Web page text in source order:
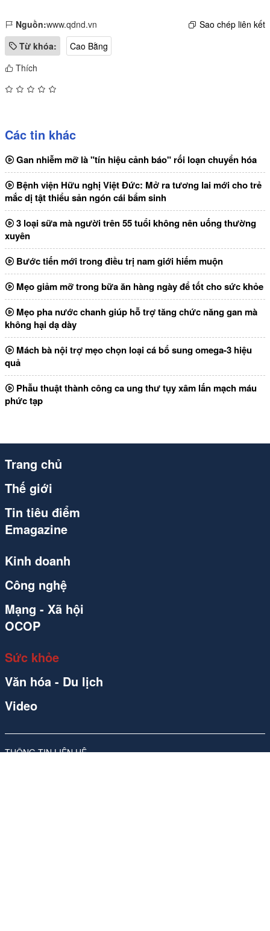
Nguồn:www.qdnd.vn
Sao chép liên kết
Từ khóa:
Cao Bằng
Thích
Các tin khác
Gan nhiễm mỡ là "tín hiệu cảnh báo" rối loạn chuyển hóa
Bệnh viện Hữu nghị Việt Đức: Mở ra tương lai mới cho trẻ
mắc dị tật thiểu sản ngón cái bẩm sinh
3 loại sữa mà người trên 55 tuổi không nên uống thường
xuyên
Bước tiến mới trong điều trị nam giới hiếm muộn
Mẹo giảm mỡ trong bữa ăn hàng ngày để tốt cho sức khỏe
Mẹo pha nước chanh giúp hỗ trợ tăng chức năng gan mà
không hại dạ dày
Mách bà nội trợ mẹo chọn loại cá bổ sung omega-3 hiệu
quả
Phẫu thuật thành công ca ung thư tụy xâm lấn mạch máu
phức tạp
THÔNG TIN LIÊN HỆ
Trang chủ
Thế giới
Tin tiêu điểm
Emagazine
Kinh doanh
Công nghệ
Mạng - Xã hội
OCOP
Sức khỏe
Văn hóa - Du lịch
Video